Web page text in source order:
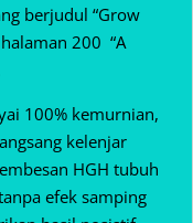
berjudul “Grow
200 “A
100% kemurnian,
kelenjar
HGH tubuh
efek samping